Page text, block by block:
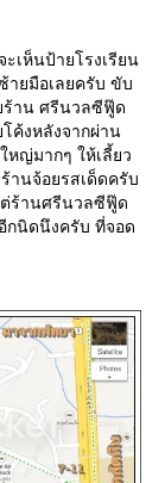
เห็นป้ายโรงเรียน
ายมือเลยครับ ขับ
ร้าน ศรีนวลซีฟู๊ด
ค้งหลังจากผ่าน
ญ่มากๆ ให้เลี้ยว
านจ้อยรสเด็ดครับ
ร้านศรีนวลซีฟู๊ด
กนิดนึงครับ ที่จอด